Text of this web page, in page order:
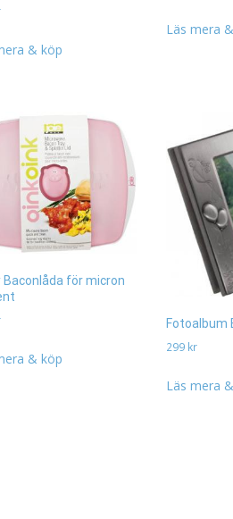
& köp
Läs mera
Baconlåda för micron
& köp
Fotoalbum
299 kr
Läs mera